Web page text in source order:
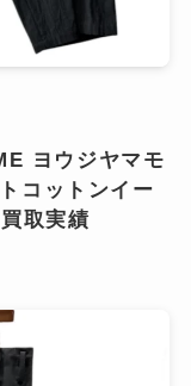
ヨウジヤマモ
コットンイー
取実績